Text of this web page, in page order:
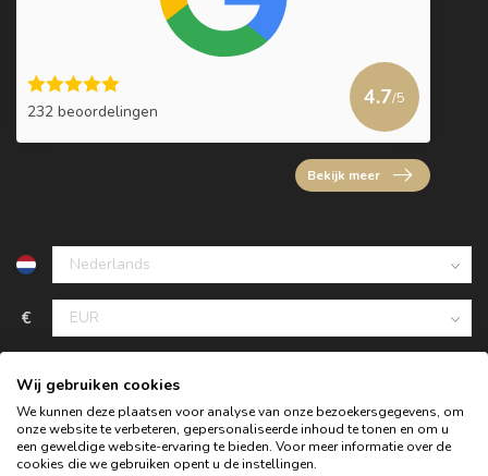
232 beoordelingen
4.7/5
Bekijk meer
€
Wij gebruiken cookies
We kunnen deze plaatsen voor analyse van onze bezoekersgegevens, om
onze website te verbeteren, gepersonaliseerde inhoud te tonen en om u
een geweldige website-ervaring te bieden. Voor meer informatie over de
cookies die we gebruiken opent u de instellingen.